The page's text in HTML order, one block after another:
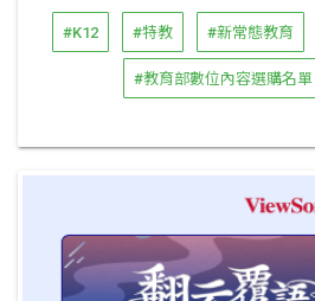
#K12 #特教 #新常態教育
#教育部數位內容選購名單